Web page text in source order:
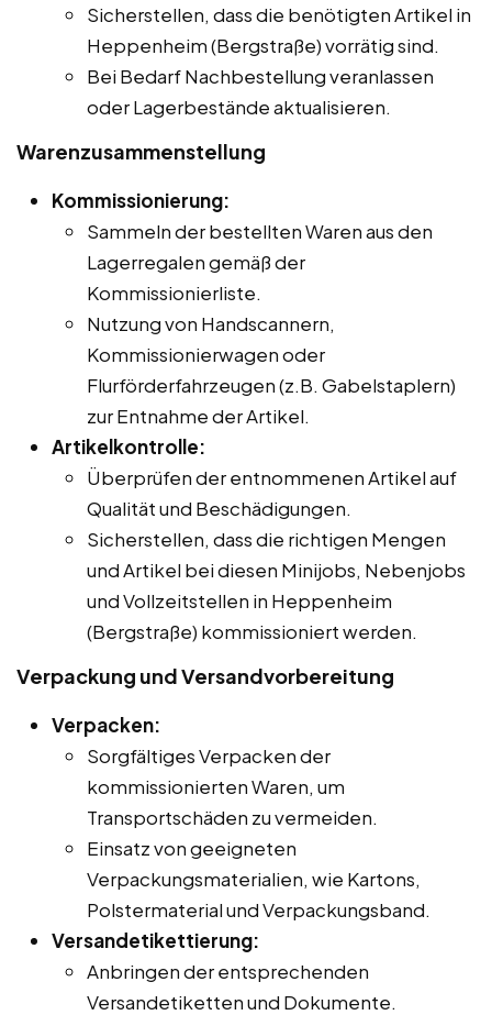
Sicherstellen, dass die benötigten Artikel in
Heppenheim (Bergstraße) vorrätig sind.
Bei Bedarf Nachbestellung veranlassen
oder Lagerbestände aktualisieren.
Warenzusammenstellung
Kommissionierung:
Sammeln der bestellten Waren aus den
Lagerregalen gemäß der
Kommissionierliste.
Nutzung von Handscannern,
Kommissionierwagen oder
Flurförderfahrzeugen (z.B. Gabelstaplern)
zur Entnahme der Artikel.
Artikelkontrolle:
Überprüfen der entnommenen Artikel auf
Qualität und Beschädigungen.
Sicherstellen, dass die richtigen Mengen
und Artikel bei diesen Minijobs, Nebenjobs
und Vollzeitstellen in Heppenheim
(Bergstraße) kommissioniert werden.
Verpackung und Versandvorbereitung
Verpacken:
Sorgfältiges Verpacken der
kommissionierten Waren, um
Transportschäden zu vermeiden.
Einsatz von geeigneten
Verpackungsmaterialien, wie Kartons,
Polstermaterial und Verpackungsband.
Versandetikettierung:
Anbringen der entsprechenden
Versandetiketten und Dokumente.